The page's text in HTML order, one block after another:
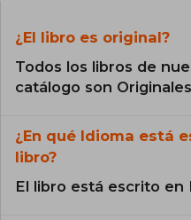
¿El libro es original?
Todos los libros de
catálogo son
¿En qué Idioma está
libro?
El libro está escrito en